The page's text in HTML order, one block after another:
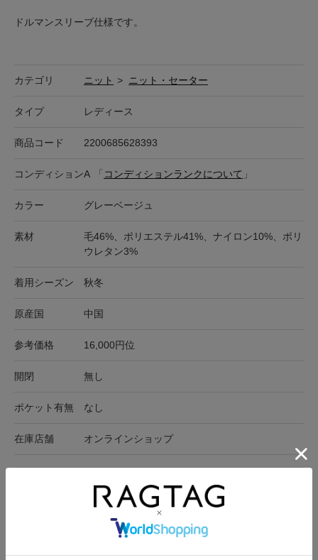
ドルマンスリーブ仕様です。
カテゴリ ニット > ニット・セーター
タイプ レディース
商品コード 2200685628393
コンディションA 「 コンディションランクについて 」
カラー グレーベージュ
素材
毛46%、ポリエステル41%、ナイロン10%、ポリ
ウレタン3%
着用シーズン 秋冬
原産国 中国
参考価格 16,000円位
開閉 無し
ポケット有無 なし
在庫店舗 オンラインショップ
40.5cm 82.5cm